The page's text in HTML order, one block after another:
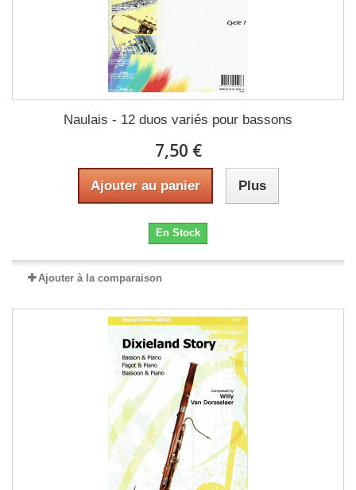
Naulais - 12 duos variés pour bassons
7,50 €
Ajouter au panier Plus
En Stock
Ajouter à la comparaison